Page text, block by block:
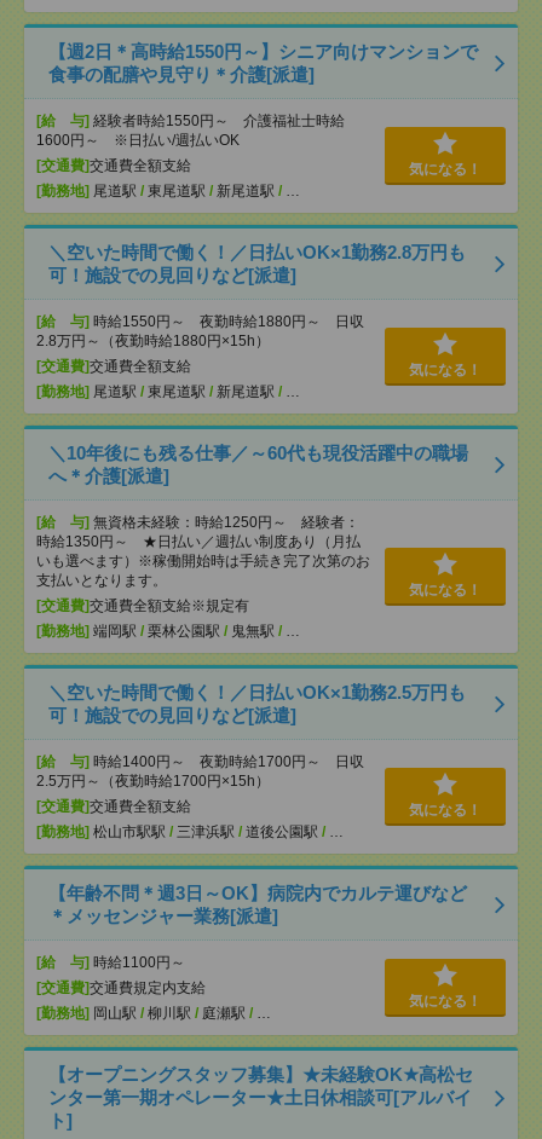
【週2日＊高時給1550円～】シニア向けマンションで
食事の配膳や見守り＊介護[派遣]
[給 与] 経験者時給1550円～ 介護福祉士時給
1600円～ ※日払い/週払いOK
[交通費]交通費全額支給
[勤務地] 尾道駅 / 東尾道駅 / 新尾道駅 / …
気になる！
＼空いた時間で働く！／日払いOK×1勤務2.8万円も
可！施設での見回りなど[派遣]
[給 与] 時給1550円～ 夜勤時給1880円～ 日収
2.8万円～（夜勤時給1880円×15h）
[交通費]交通費全額支給
[勤務地] 尾道駅 / 東尾道駅 / 新尾道駅 / …
気になる！
＼10年後にも残る仕事／～60代も現役活躍中の職場
へ＊介護[派遣]
[給 与] 無資格未経験：時給1250円～ 経験者：
時給1350円～ ★日払い／週払い制度あり（月払
いも選べます）※稼働開始時は手続き完了次第のお
支払いとなります。
[交通費]交通費全額支給※規定有
[勤務地] 端岡駅 / 栗林公園駅 / 鬼無駅 / …
気になる！
＼空いた時間で働く！／日払いOK×1勤務2.5万円も
可！施設での見回りなど[派遣]
[給 与] 時給1400円～ 夜勤時給1700円～ 日収
2.5万円～（夜勤時給1700円×15h）
[交通費]交通費全額支給
[勤務地] 松山市駅駅 / 三津浜駅 / 道後公園駅 / …
気になる！
【年齢不問＊週3日～OK】病院内でカルテ運びなど
＊メッセンジャー業務[派遣]
[給 与] 時給1100円～
[交通費]交通費規定内支給
[勤務地] 岡山駅 / 柳川駅 / 庭瀬駅 / …
気になる！
【オープニングスタッフ募集】★未経験OK★高松セ
ンター第一期オペレーター★土日休相談可[アルバイ
ト]